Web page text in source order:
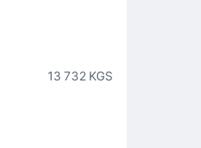
13 732 KGS